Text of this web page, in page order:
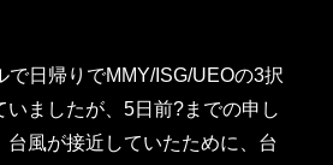
で日帰りでMMY/ISG/UEOの3択
いましたが、5日前?までの申し
台風が接近していたために、台